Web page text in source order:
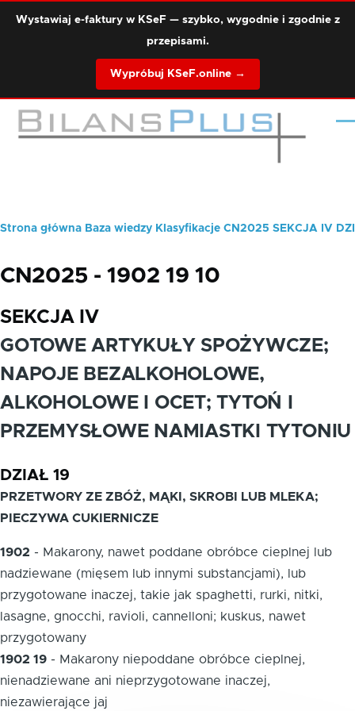
Wystawiaj e-faktury w KSeF — szybko, wygodnie i zgodnie z
przepisami.
Wypróbuj KSeF.online →
Ścieżka
Strona główna Baza wiedzy Klasyfikacje CN2025 SEKCJA IV
CN2025 - 1902 19 10
SEKCJA IV
GOTOWE ARTYKUŁY SPOŻYWCZE;
NAPOJE BEZALKOHOLOWE,
ALKOHOLOWE I OCET; TYTOŃ I
PRZEMYSŁOWE NAMIASTKI TYTONIU
DZIAŁ 19
PRZETWORY ZE ZBÓŻ, MĄKI, SKROBI LUB MLEKA;
PIECZYWA CUKIERNICZE
1902 - Makarony, nawet poddane obróbce cieplnej lub
nadziewane (mięsem lub innymi substancjami), lub
przygotowane inaczej, takie jak spaghetti, rurki, nitki,
lasagne, gnocchi, ravioli, cannelloni; kuskus, nawet
przygotowany
1902 19 - Makarony niepoddane obróbce cieplnej,
nienadziewane ani nieprzygotowane inaczej,
niezawierające jaj